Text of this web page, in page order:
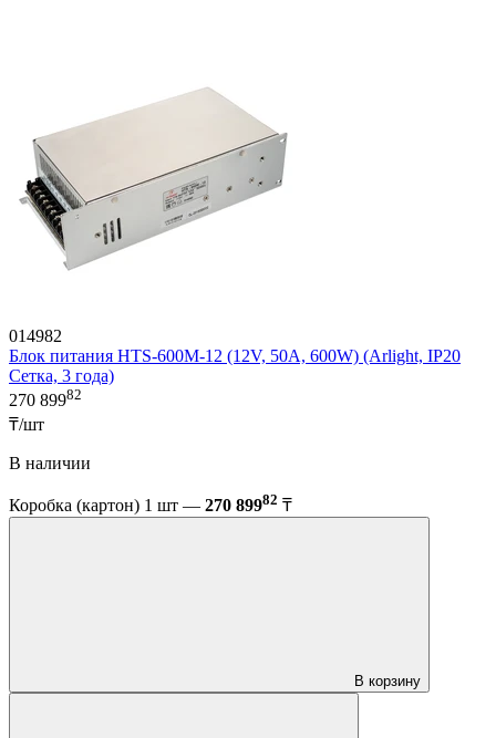
014982
Блок питания HTS-600M-12 (12V, 50A, 600W) (Arlight, IP20
Сетка, 3 года)
270 89982
₸/шт
В наличии
Коробка (картон) 1 шт — 270 89982 ₸
В корзину